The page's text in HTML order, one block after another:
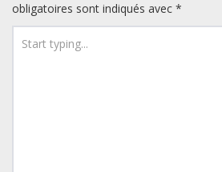
obligatoires sont indiqués avec *